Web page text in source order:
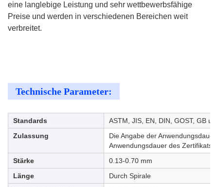
eine langlebige Leistung und sehr wettbewerbsfähige
Preise und werden in verschiedenen Bereichen weit
verbreitet.
Technische Parameter:
Standards
ASTM, JIS, EN, DIN, GOST, GB
Zulassung
Die Angabe der
Anwendungsdauer des Zertifikats
Stärke
0.13-0.70 mm
Länge
Durch Spirale